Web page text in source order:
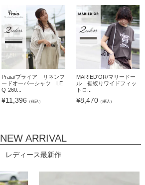
Praia/プライア リネンフ
ードオーバーシャツ LE
Q-260...
¥11,396 （税込）
MARIED'OR/マリードー
ル 裾絞りワイドフィッ
トロ...
¥8,470（税込）
NEW ARRIVAL
レディース最新作